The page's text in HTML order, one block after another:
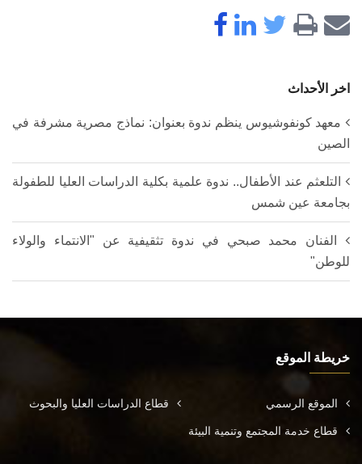
اخر الأحداث
معهد كونفوشيوس ينظم ندوة بعنوان: نماذج مصرية مشرفة في
الصين
التلعثم عند الأطفال.. ندوة علمية بكلية الدراسات العليا للطفولة
بجامعة عين شمس
الفنان محمد صبحي في ندوة تثقيفية عن "الانتماء والولاء
للوطن"
خريطة الموقع
الموقع الرسمي قطاع الدراسات العليا والبحوث
قطاع خدمة المجتمع وتنمية البيئة